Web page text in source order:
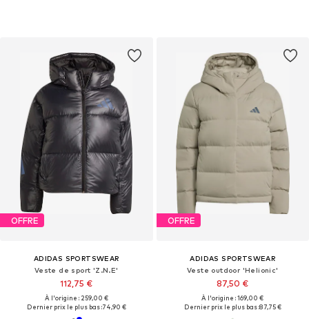
OFFRE
ADIDAS SPORTSWEAR
Veste de sport 'Z.N.E'
112,75 €
À l'origine : 259,00 €
Dernier prix le plus bas :74,90 €
OFFRE
ADIDAS SPORTSWEAR
Veste outdoor 'Helionic'
87,50 €
À l'origine : 169,00 €
Dernier prix le plus bas :87,75 €